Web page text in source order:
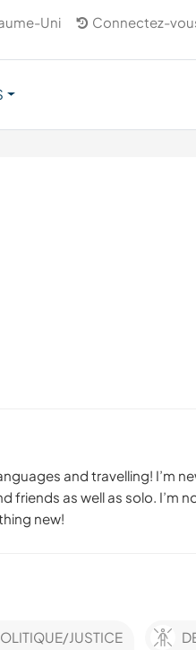
Uni Connectez-
and travelling! I’m
friends as well as solo. I’m
new!
JUSTICE